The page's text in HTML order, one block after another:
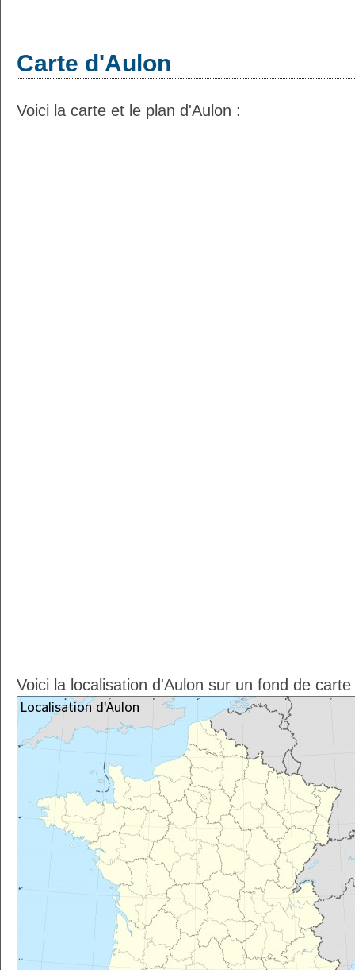
Carte d'Aulon
Voici la carte et le plan d'Aulon :
Voici la localisation d'Aulon sur un fond de